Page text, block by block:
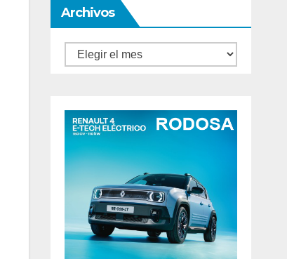
Archivos
Archivos